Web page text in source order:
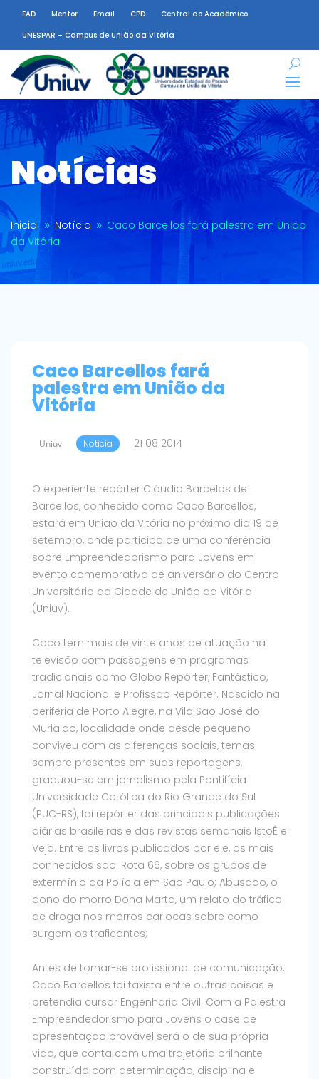
EAD Mentor Email CPD
Central do Acadêmico
UNESPAR – Campus de União da Vitória
Notícias
Inicial 9 Notícia 9 Caco Barcellos fará palestra em União
da Vitória
Caco Barcellos fará
palestra em União da
Vitória
Uniuv Notícia 21 08 2014
O experiente repórter Cláudio Barcelos de
Barcellos, conhecido como Caco Barcellos,
estará em União da Vitória no próximo dia 19 de
setembro, onde participa de uma conferência
sobre Empreendedorismo para Jovens em
evento comemorativo de aniversário do Centro
Universitário da Cidade de União da Vitória
(Uniuv).
Caco tem mais de vinte anos de atuação na
televisão com passagens em programas
tradicionais como Globo Repórter, Fantástico,
Jornal Nacional e Profissão Repórter. Nascido na
periferia de Porto Alegre, na Vila São José do
Murialdo, localidade onde desde pequeno
conviveu com as diferenças sociais, temas
sempre presentes em suas reportagens,
graduou-se em jornalismo pela Pontifícia
Universidade Católica do Rio Grande do Sul
(PUC-RS), foi repórter das principais publicações
diárias brasileiras e das revistas semanais IstoÉ e
Veja. Entre os livros publicados por ele, os mais
conhecidos são: Rota 66, sobre os grupos de
extermínio da Polícia em São Paulo; Abusado, o
dono do morro Dona Marta, um relato do tráfico
de droga nos morros cariocas sobre como
surgem os traficantes;
Antes de tornar-se profissional de comunicação,
Caco Barcellos foi taxista entre outras coisas e
pretendia cursar Engenharia Civil. Com a Palestra
Empreendedorismo para Jovens o case de
apresentação provável será o de sua própria
vida, que conta com uma trajetória brilhante
construída com determinação, disciplina e